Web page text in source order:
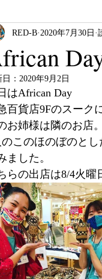
RED-B 2020年7月30日
： 2020年9月2日
はAfrican Day
百貨店9Fのスーク
お姉様は隣のお店。
のこのほのぼのと
ました。
らの出店は8/4火曜